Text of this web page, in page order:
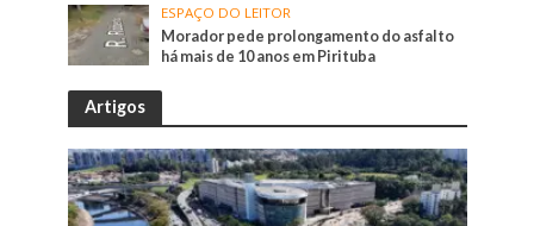
ESPAÇO DO LEITOR
Morador pede prolongamento do asfalto
há mais de 10 anos em Pirituba
Artigos